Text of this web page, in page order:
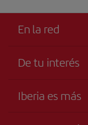
En la red
De tu interés
Accesibilidad
Iberia es más